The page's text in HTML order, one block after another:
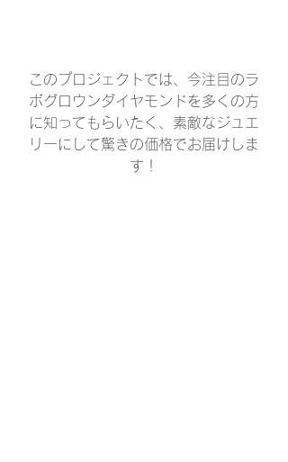
このプロジェクトでは、今注目のラ
ボグロウンダイヤモンドを多くの方
に知ってもらいたく、素敵なジュエ
リーにして驚きの価格でお届けしま
す！